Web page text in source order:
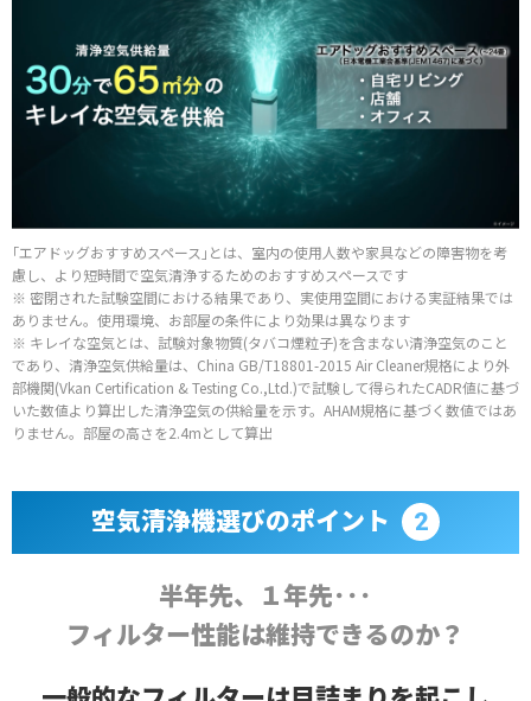
｢エアドッグおすすめスペース｣とは、室内の使用人数や家具などの障害物を考
慮し、より短時間で空気清浄するためのおすすめスペースです
※ 密閉された試験空間における結果であり、実使用空間における実証結果では
ありません。使用環境、お部屋の条件により効果は異なります
※ キレイな空気とは、試験対象物質(タバコ煙粒子)を含まない清浄空気のこと
であり、清浄空気供給量は、China GB/T18801-2015 Air Cleaner規格により外
部機関(Vkan Certification & Testing Co.,Ltd.)で試験して得られたCADR値に基づ
いた数値より算出した清浄空気の供給量を示す。AHAM規格に基づく数値ではあ
りません。部屋の高さを2.4mとして算出
空気清浄機選びのポイント 2
半年先、１年先･･･
フィルター性能は維持できるのか？